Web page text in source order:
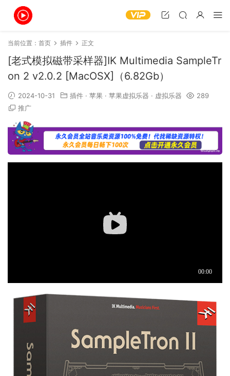
当前位置： 首页 插件 正文
[老式模拟磁带采样器]IK Multimedia SampleTr
on 2 v2.0.2 [MacOSX]（6.82Gb）
2024-10-31 插件 · 苹果 · 苹果虚拟乐器 · 虚拟乐器
289
推广